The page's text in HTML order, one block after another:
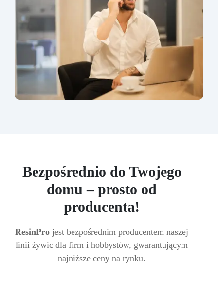
Bezpośrednio do Twojego
domu – prosto od
producenta!
ResinPro jest bezpośrednim producentem naszej
linii żywic dla firm i hobbystów, gwarantującym
najniższe ceny na rynku.